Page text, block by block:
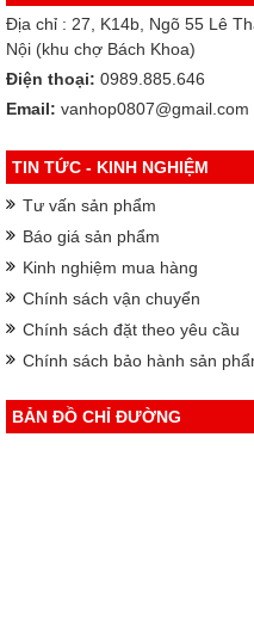
Địa chỉ : 27, K14b, Ngõ 55 Lê
Nội (khu chợ Bách Khoa)
Điện thoại: 0989.885.646
Email: vanhop0807@gmail.com
TIN TỨC - KINH NGHIỆM
Tư vấn sản phẩm
Báo giá sản phẩm
Kinh nghiệm mua hàng
Chính sách vận chuyển
Chính sách đặt theo yêu cầu
Chính sách bảo hành sản
BẢN ĐỒ CHỈ ĐƯỜNG